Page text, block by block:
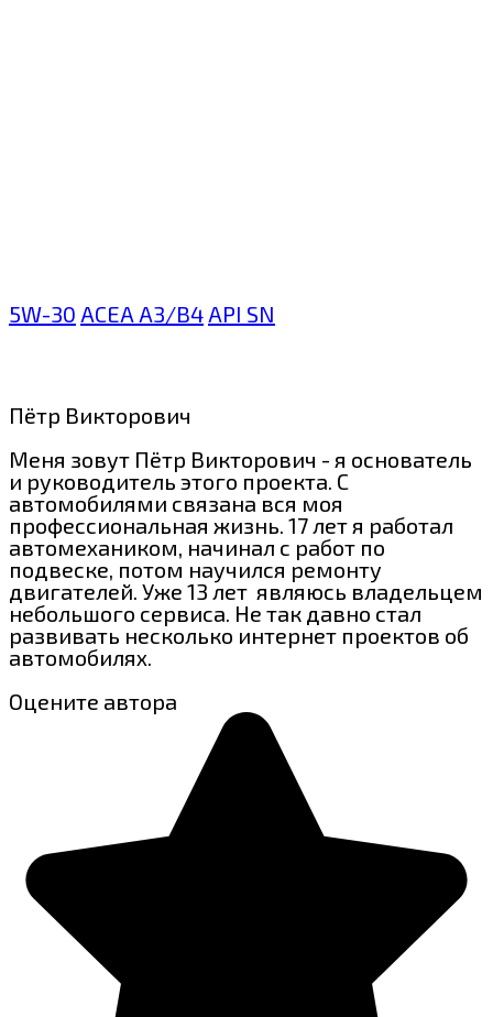
5W-30 ACEA A3/B4 API SN
Пётр Викторович
Меня зовут Пётр Викторович - я основатель
и руководитель этого проекта. С
автомобилями связана вся моя
профессиональная жизнь. 17 лет я работал
автомехаником, начинал с работ по
подвеске, потом научился ремонту
двигателей. Уже 13 лет являюсь владельцем
небольшого сервиса. Не так давно стал
развивать несколько интернет проектов об
автомобилях.
Оцените автора